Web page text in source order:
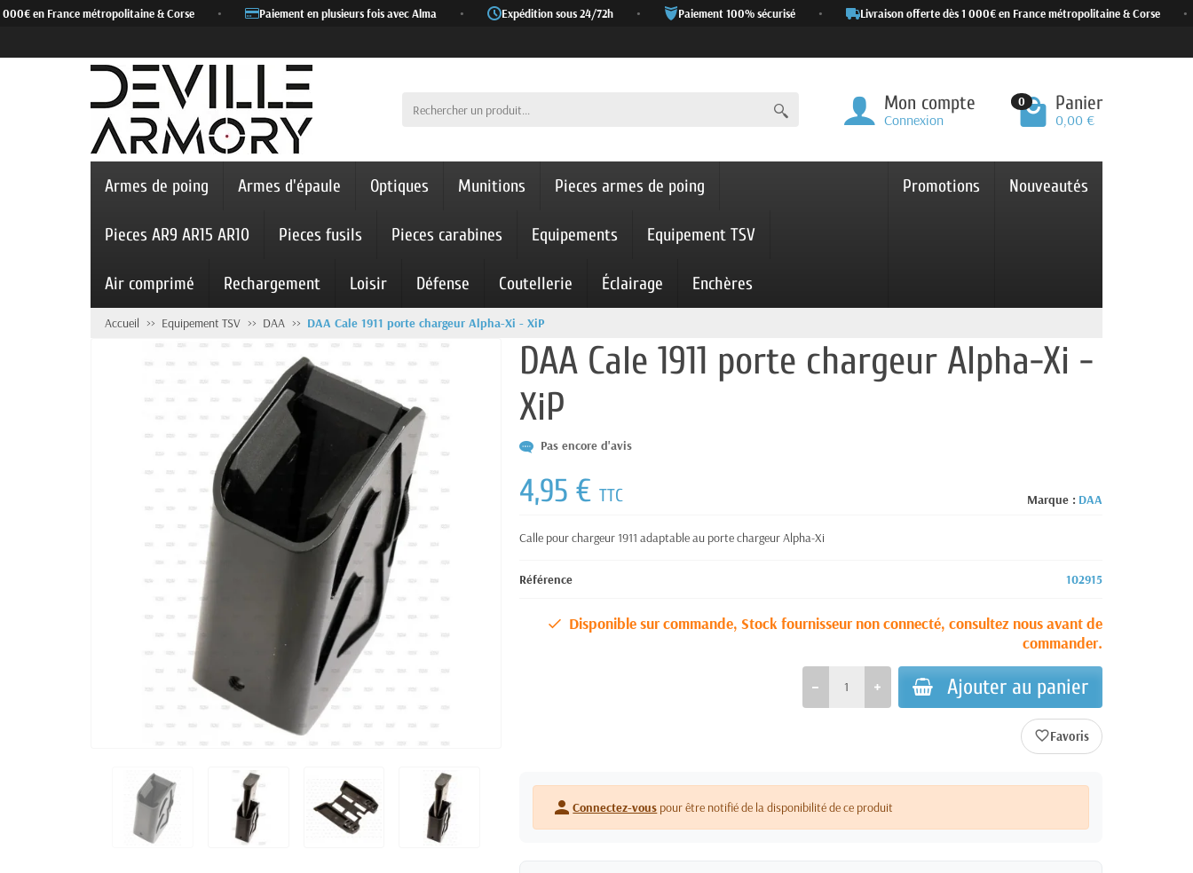
en France métropolitaine & Corse Paiement en plusieurs fois avec Alma Expédition sous 24/72h Paiement 100% sécurisé Livraison offerte dès 1 000€ en France métropolitaine & Corse
Mon compte
Connexion
0 Panier
0,00 €
Armes de poing Armes d'épaule Optiques Munitions Pieces armes de poing
Pieces AR9 AR15 AR10 Pieces fusils Pieces carabines Equipements Equipement TSV
Air comprimé Rechargement Loisir Défense Coutellerie Éclairage Enchères
Promotions Nouveautés
Accueil Equipement TSV DAA DAA Cale 1911 porte chargeur Alpha-Xi - XiP
DAA Cale 1911 porte chargeur Alpha-Xi -
XiP
Pas encore d'avis
Marque : DAA
4,95 €TTC
Calle pour chargeur 1911 adaptable au porte chargeur Alpha-Xi
Référence 102915
Disponible sur commande, Stock fournisseur non connecté, consultez nous avant de
commander.
Ajouter au panier
favorite_border
personConnectez-vous pour être notifié de la disponibilité de ce produit